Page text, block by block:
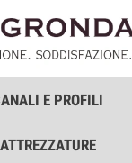
E PROFILI
ATTREZZATURE